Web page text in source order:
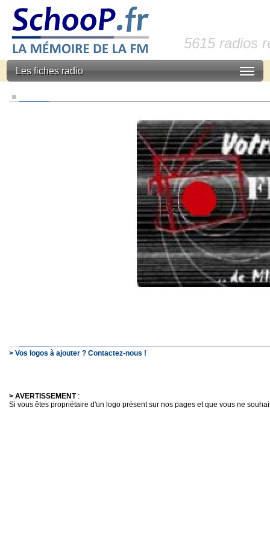
5615 radios
Les fiches radio
> Vos logos à ajouter ? Contactez-nous !
> AVERTISSEMENT:
Si vous êtes propriétaire d'un logo présent sur nos pages et que vous ne